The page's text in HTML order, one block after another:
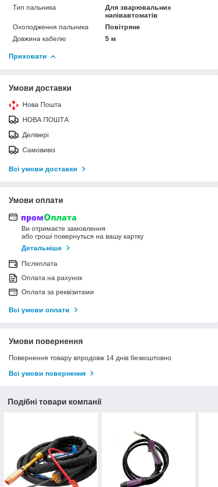
Тип пальника
Для зварювальних
напівавтоматів
Охолодження пальника
Повітряне
Довжина кабелю
5 м
Приховати
Умови доставки
Нова Пошта
НОВА ПОШТА
Делівері
Самовивіз
Всі умови доставки
Умови оплати
Ви отримаєте замовлення
або гроші повернуться на вашу картку
Детальніше
Післяплата
Оплата на рахунок
Оплата за реквізитами
Всі умови оплати
Умови повернення
Повернення товару впродовж 14 днів безкоштовно
Всі умови повернення
Подібні товари компанії